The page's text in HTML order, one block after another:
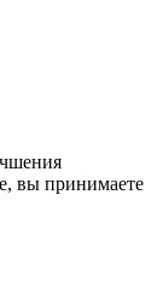
вы принимаете